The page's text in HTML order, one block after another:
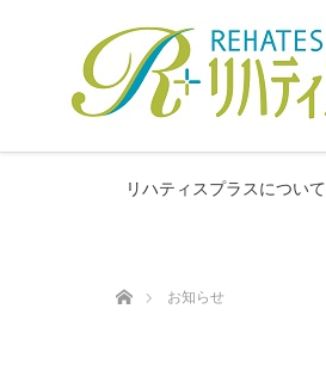
リハティスプラスについて
お知らせ